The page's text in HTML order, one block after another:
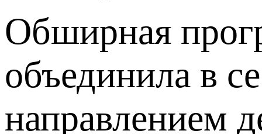
Обширная
объединила в
направлением